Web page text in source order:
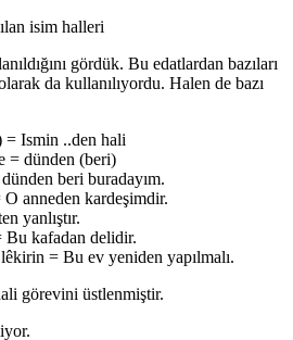
isim halleri
gördük. Bu edatlardan bazıları
da kullanılıyordu. Halen de bazı
= Ismin ..den hali
= dünden (beri)
beri buradayım.
anneden kardeşimdir.
yanlıştır.
kafadan delidir.
= Bu ev yeniden yapılmalı.
görevini üstlenmiştir.